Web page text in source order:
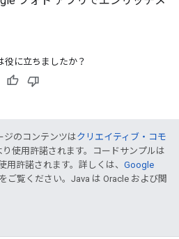
役に立ちましたか？
ジのコンテンツはクリエイティブ・コモ
り使用許諾されます。コードサンプルは
用許諾されます。詳しくは、 Google
をご覧ください。Java は Oracle および関